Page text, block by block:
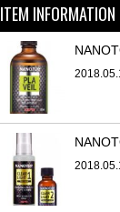
ITEM INFORMATION